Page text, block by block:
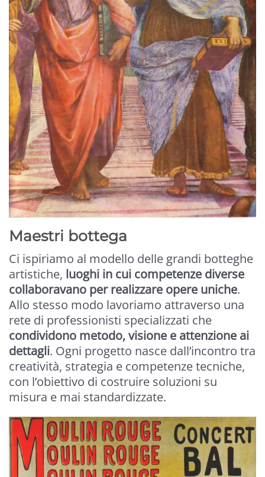
Maestri bottega
Ci ispiriamo al modello delle grandi botteghe
artistiche, luoghi in cui competenze diverse
collaboravano per realizzare opere uniche.
Allo stesso modo lavoriamo attraverso una
rete di professionisti specializzati che
condividono metodo, visione e attenzione ai
dettagli. Ogni progetto nasce dall’incontro tra
creatività, strategia e competenze tecniche,
con l’obiettivo di costruire soluzioni su
misura e mai standardizzate.